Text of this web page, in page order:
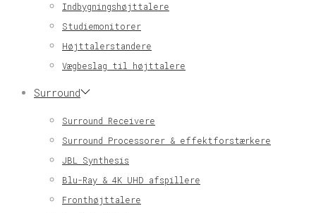
Indbygningshøjttalere
Studiemonitorer
Højttalerstandere
Vægbeslag til højttalere
Surround
Surround Receivere
Surround Processorer & effektforstærkere
JBL Synthesis
Blu-Ray & 4K UHD afspillere
Fronthøjttalere